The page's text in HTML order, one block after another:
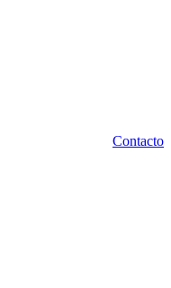
Contacto